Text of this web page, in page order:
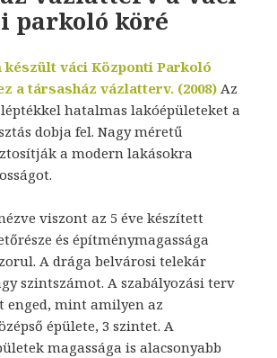
parkoló köré
készült váci Központi Parkoló
a társasház vázlatterv. (2008) Az
hatalmas lakóépületeket a
dobja fel. Nagy méretű
a modern lakásokra
viszont az 5 éve készített
és építménymagassága
A drága belvárosi telekár
szintszámot. A szabályozási terv
enged, mint amilyen az
épülete, 3 szintet. A
magassága is alacsonyabb